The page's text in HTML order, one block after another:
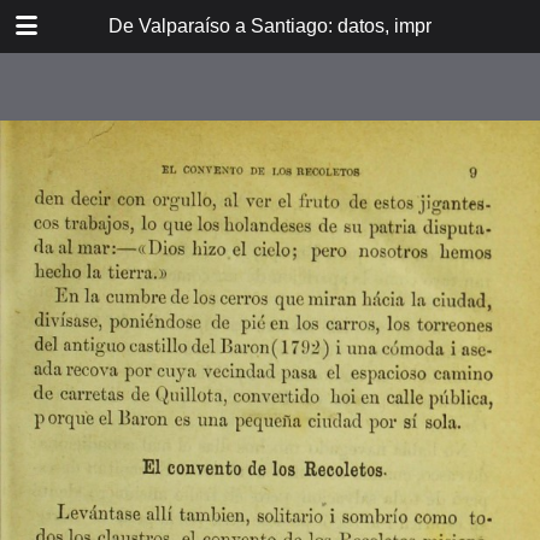
De Valparaíso a Santiago: datos, impresiones,
DOWNLOAD
TABLE OF CONTENTS
Itinerario del ferrocarril de
Valparaíso a Santiago
espresamente grabado en Paris en
madera para esta obra
Dedicatoria
A los viajeros
En la Estación de Valparaíso
El banquete de inauguración i el
motín de Oyarce
Bosquejo histórico
El Salto